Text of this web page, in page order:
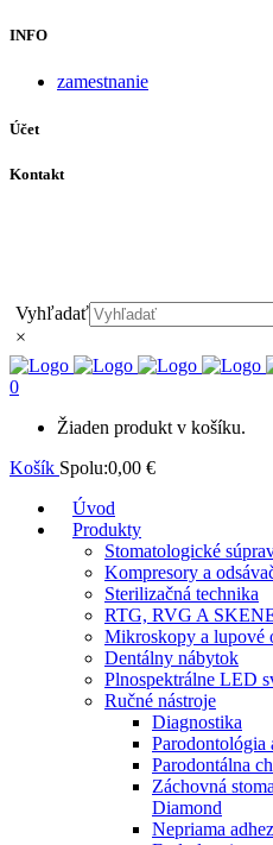
INFO
zamestnanie
Účet
Kontakt
Vyhľadať
×
0
Žiaden produkt v košíku.
Košík Spolu:0,00 €
Úvod
Produkty
Stomatologické
Kompresory a
Sterilizačná technika
RTG, RVG A
Mikroskopy a lupové
Dentálny nábytok
Plnospektrálne LED
Ručné nástroje
Diagnostika
Parodontológia
Parodontálna
Záchovná
Diamond
Nepriama